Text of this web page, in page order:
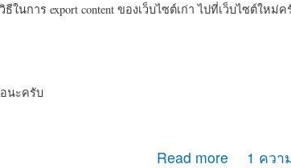
นการ export content ของเว็บไซต์เก่า ไปที่เว็บไซต์ใหม่ค
นะครับ
Read more 1 ควา